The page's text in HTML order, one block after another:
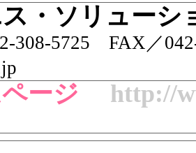
・ソリューシ
308-5725 FAX／
ページ http://